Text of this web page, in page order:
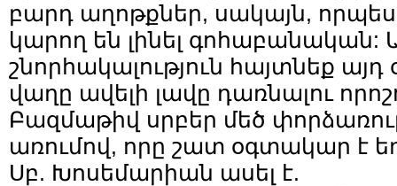
բարդ աղոթքներ, սակայն,
կարող են լինել գոհաբանական:
շնորհակալություն հայտնեք
վաղը ավելի լավը դառնալու
Բազմաթիվ սրբեր մեծ
առումով, որը շատ օգտակար է
Սբ. Խոսեմարիան ասել է.